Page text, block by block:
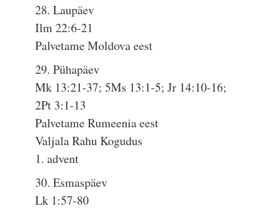
28. Laupäev
Ilm 22:6-21
Palvetame Moldova eest
29. Pühapäev
Mk 13:21-37; 5Ms 13:1-5; Jr 14:10-16;
2Pt 3:1-13
Palvetame Rumeenia eest
Valjala Rahu Kogudus
1. advent
30. Esmaspäev
Lk 1:57-80